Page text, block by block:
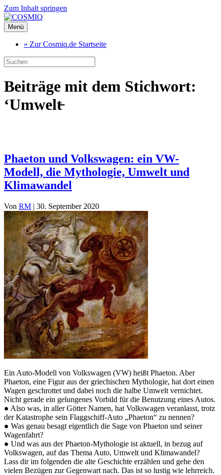
Zum Inhalt springen
Menü
» Zur Cosmiq.de Startseite
Beiträge mit dem Stichwort:
‘Umwelt̵
Phaeton und Volkswagen: ein VW-
Modell, die Mythologie, Umwelt und
Klimawandel
Von RM | 30. September 2020
Ein Auto-Modell von Volkswagen (VW) heißt Phaeton. Aber
Phaeton, eine Figur aus der griechischen Mythologie, hat dort einen
Wagen geschrottet und dabei noch die halbe Umwelt vernichtet.
Nicht gerade ein gelungenes Vorbild für die Benutzung eines Autos.
● Also was, in aller Götter Namen, hat Volkswagen veranlasst, trotz
der Katastrophe sein Flaggschiff-Auto „Phaeton“ zu nennen?
● Was genau besagt eigentlich die Sage von Phaeton und seiner
Wagenfahrt?
● Und was aus der Phaeton-Mythologie ist aktuell, in bezug auf
Volkswagen, auf das Thema Auto, Umwelt und Klimawandel?
Lass dir im folgenden die alte Geschichte erzählen und gehe den
vielen Bezügen zur Gegenwart nach. Das ist so lustig wie lehrreich.